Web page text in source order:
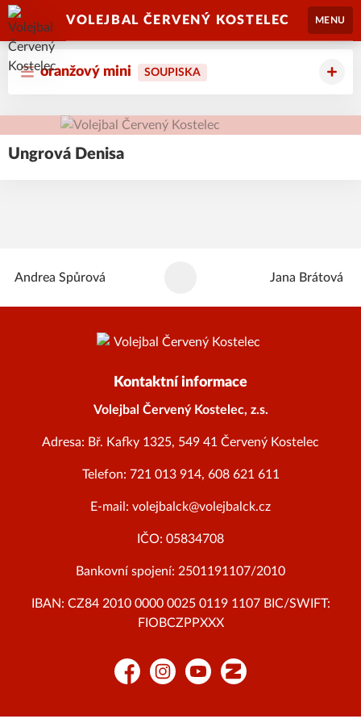
VOLEJBAL ČERVENÝ KOSTELEC MENU
oranžový mini SOUPISKA
Denisa
Ungrová
Andrea Spůrová Jana Brátová
Kontaktní informace
Volejbal Červený Kostelec, z.s.
Adresa: Bř. Kafky 1325, 549 41 Červený Kostelec
Telefon: 721 013 914, 608 621 611
E-mail: volejbalck@volejbalck.cz
IČO: 05834708
Bankovní spojení: 2501191107/2010
IBAN: CZ84 2010 0000 0025 0119 1107 BIC/SWIFT:
FIOBCZPPXXX
FacebookInstagramYouTubeZonerama